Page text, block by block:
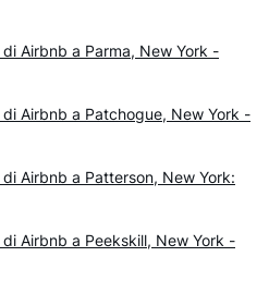
Airbnb a Parma, New York -
Airbnb a Patchogue, New York -
Airbnb a Patterson, New York:
Airbnb a Peekskill, New York -